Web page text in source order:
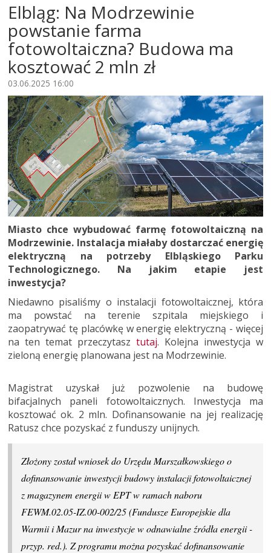
Elbląg: Na Modrzewinie
powstanie farma
fotowoltaiczna? Budowa ma
kosztować 2 mln zł
03.06.2025 16:00
Miasto chce wybudować farmę fotowoltaiczną na
Modrzewinie. Instalacja miałaby dostarczać energię
elektryczną na potrzeby Elbląskiego Parku
Technologicznego. Na jakim etapie jest
inwestycja?
Niedawno pisaliśmy o instalacji fotowoltaicznej, która
ma powstać na terenie szpitala miejskiego i
zaopatrywać tę placówkę w energię elektryczną - więcej
na ten temat przeczytasz tutaj. Kolejna inwestycja w
zieloną energię planowana jest na Modrzewinie.
Magistrat uzyskał już pozwolenie na budowę
bifacjalnych paneli fotowoltaicznych. Inwestycja ma
kosztować ok. 2 mln. Dofinansowanie na jej realizację
Ratusz chce pozyskać z funduszy unijnych.
Złożony został wniosek do Urzędu Marszałkowskiego o
dofinansowanie inwestycji budowy instalacji fotowoltaicznej
z magazynem energii w EPT w ramach naboru
FEWM.02.05-IZ.00-002/25 (Fundusze Europejskie dla
Warmii i Mazur na inwestycje w odnawialne źródła energii -
przyp. red.). Z programu można pozyskać dofinansowanie